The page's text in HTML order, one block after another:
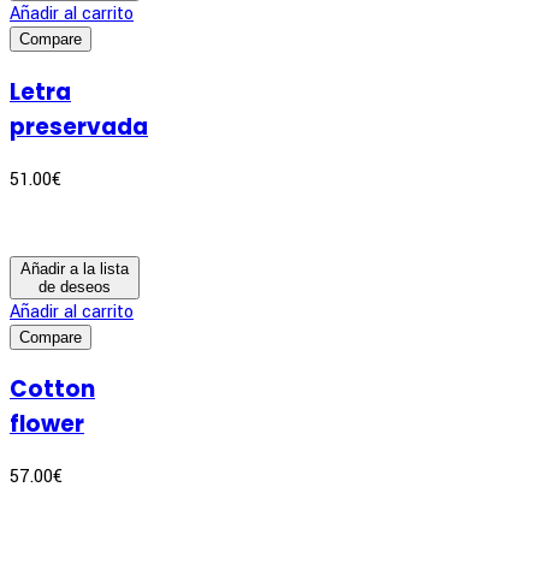
Añadir al carrito
Compare
Letra
preservada
51.00€
Añadir a la lista
de deseos
Añadir al carrito
Compare
Cotton
flower
57.00€